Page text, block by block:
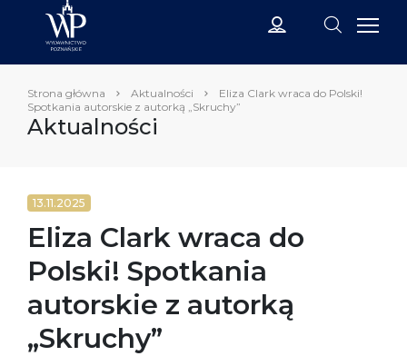
Strona główna Aktualności
Eliza Clark wraca do Polski!
Spotkania autorskie z autorką „Skruchy”
Aktualności
13.11.2025
Eliza Clark wraca do
Polski! Spotkania
autorskie z autorką
„Skruchy”